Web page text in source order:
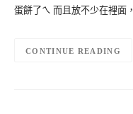
蛋餅了ㄟ 而且放不少在裡面
CONTINUE READING